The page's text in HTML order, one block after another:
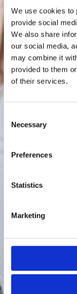
We use cookies to
provide social
We also share
our social media,
may combine it
provided to them
of their services.
Selection
Necessary
Preferences
Statistics
Marketing